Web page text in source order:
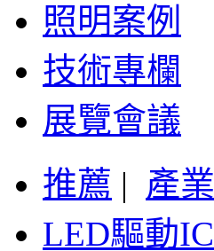
照明案例
技術專欄
展覽會議
推薦 | 產業
LED驅動IC